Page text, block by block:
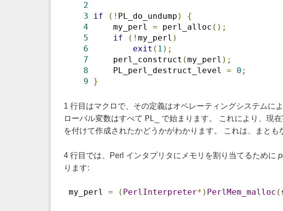
2
3
if (! PL_do_undump )
{
4 my_perl = perl_alloc ();
5
if (! my_perl )
6
exit ( 1 );
7 perl_construct (my_perl );
8 PL_perl_destruct_level = 0 ;
9
}
1 行目はマクロで、その定義はオペレーティングシステムに
ローバル変数はすべて PL_ で始まります。 これにより、現
を付けて作成されたかどうかがわかります。 これは、まとも
4 行目では、Perl インタプリタにメモリを割り当てるために
ります:
my_perl = ( PerlInterpreter*) PerlMem_malloc (